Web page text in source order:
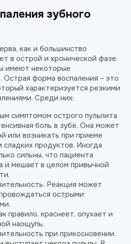
зубного
как и большинство
в острой и хронической фазе.
имеют некоторые
Острая форма воспаления – это
характеризуется резкими
Среди них:
симптомом острого пульпита
боль в зубе. Она может
или возникать при приеме
сладких продуктов. Иногда
сильны, что пациента
и мешает в целом привычной
Реакция может
острыми
правило, краснеет, опухает и
наощупь.
при прикосновении.